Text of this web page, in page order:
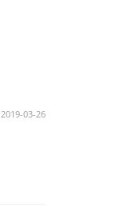
2019-03-26